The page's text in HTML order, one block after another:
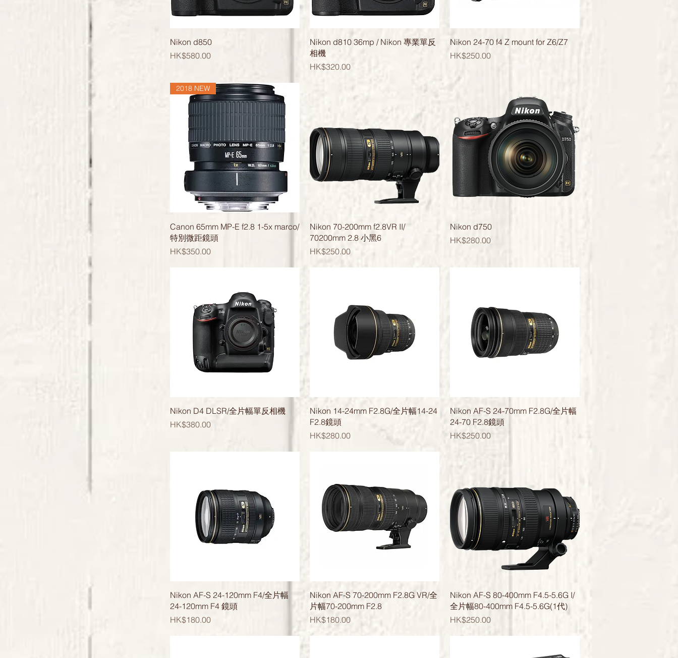
Nikon d850
價格
HK$580.00
快速瀏覽
Nikon d810 36mp / Nikon 專業單反
相機
價格
HK$320.00
快速瀏覽
Nikon 24-70 f4 Z mount for Z6/Z7
價格
HK$250.00
快速瀏覽
2018 NEW
Canon 65mm MP-E f2.8 1-5x marco/
特別微距鏡頭
價格
HK$350.00
快速瀏覽
Nikon 70-200mm f2.8VR II/
70200mm 2.8 小黑6
價格
HK$250.00
Nikon d750
價格
HK$280.00
快速瀏覽
Nikon D4 DLSR/全片幅單反相機
價格
HK$380.00
快速瀏覽
Nikon 14-24mm F2.8G/全片幅14-24
F2.8鏡頭
價格
HK$280.00
快速瀏覽
Nikon AF-S 24-70mm F2.8G/全片幅
24-70 F2.8鏡頭
價格
HK$250.00
快速瀏覽
Nikon AF-S 24-120mm F4/全片幅
24-120mm F4 鏡頭
價格
HK$180.00
快速瀏覽
Nikon AF-S 70-200mm F2.8G VR/全
片幅70-200mm F2.8
價格
HK$180.00
快速瀏覽
Nikon AF-S 80-400mm F4.5-5.6G I/
全片幅80-400mm F4.5-5.6G(1代)
價格
HK$250.00